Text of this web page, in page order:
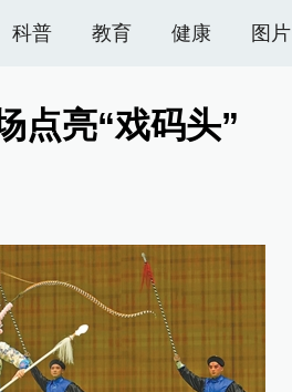
科普 教育 健康 图片
点亮“戏码头”